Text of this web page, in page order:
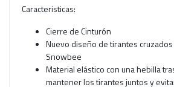
Caracteristicas:
Cierre de Cinturón
Nuevo diseño de tirantes
Snowbee
Material elástico con una hebilla
mantener los tirantes juntos y